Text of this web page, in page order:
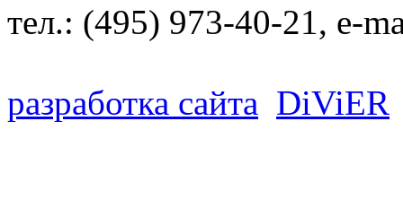
тел.: (495) 973-40-21, e-
разработка сайта DiViER